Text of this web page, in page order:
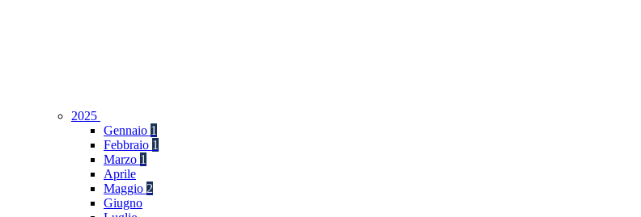
2025
Gennaio 1
Febbraio 1
Marzo 1
Aprile
Maggio 2
Giugno